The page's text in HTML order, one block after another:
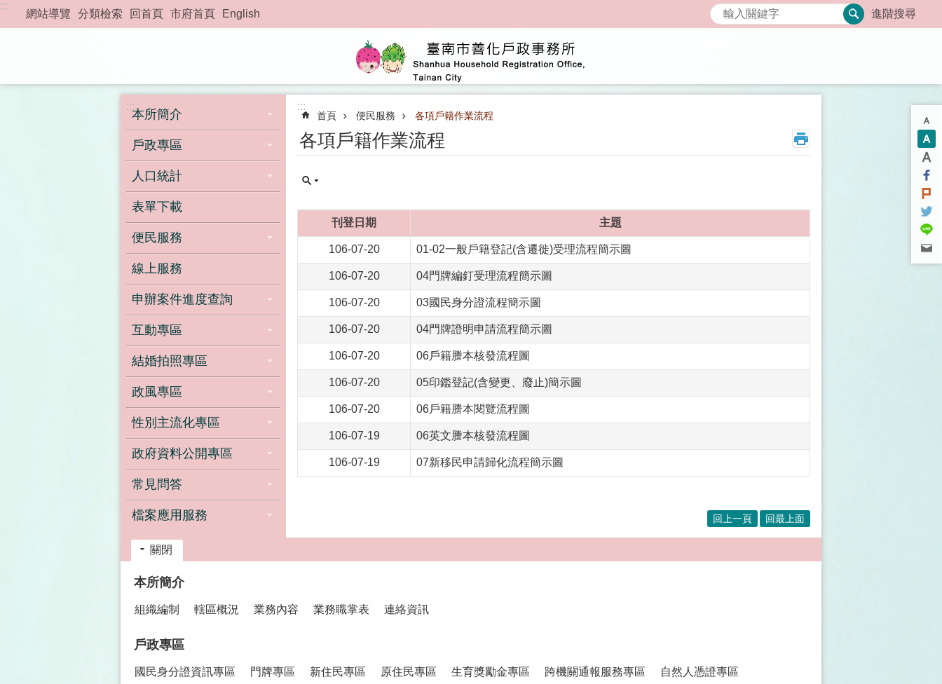
跳到主要內容區塊
:::
網站導覽 分類檢索 回首頁 市府首頁 English 搜尋 進階搜尋
:::
本所簡介
戶政專區
人口統計
表單下載
便民服務
線上服務
申辦案件進度查詢
互動專區
結婚拍照專區
政風專區
性別主流化專區
政府資料公開專區
常見問答
檔案應用服務
:::
首頁 便民服務 各項戶籍作業流程
各項戶籍作業流程
刊登日期 主題
106-07-20 01-02一般戶籍登記(含遷徙)受理流程簡示圖
106-07-20 04門牌編釘受理流程簡示圖
106-07-20 03國民身分證流程簡示圖
106-07-20 04門牌證明申請流程簡示圖
106-07-20 06戶籍謄本核發流程圖
106-07-20 05印鑑登記(含變更、廢止)簡示圖
106-07-20 06戶籍謄本閱覽流程圖
106-07-19 06英文謄本核發流程圖
106-07-19 07新移民申請歸化流程簡示圖
回上一頁 回最上面
關閉
本所簡介
組織編制 轄區概況 業務內容 業務職掌表 連絡資訊
戶政專區
國民身分證資訊專區 門牌專區 新住民專區 原住民專區 生育獎勵金專區 跨機關通報服務專區 自然人憑證專區